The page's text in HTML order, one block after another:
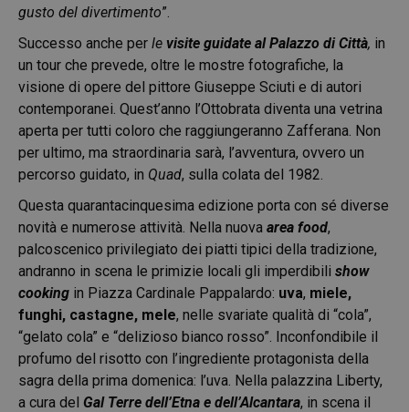
gusto del divertimento”.
Successo anche per le visite guidate al Palazzo di Città, in
un tour che prevede, oltre le mostre fotografiche, la
visione di opere del pittore Giuseppe Sciuti e di autori
contemporanei. Quest’anno l’Ottobrata diventa una vetrina
aperta per tutti coloro che raggiungeranno Zafferana. Non
per ultimo, ma straordinaria sarà, l’avventura, ovvero un
percorso guidato, in Quad, sulla colata del 1982.
Questa quarantacinquesima edizione porta con sé diverse
novità e numerose attività. Nella nuova area food,
palcoscenico privilegiato dei piatti tipici della tradizione,
andranno in scena le primizie locali gli imperdibili show
cooking in Piazza Cardinale Pappalardo: uva, miele,
funghi, castagne, mele, nelle svariate qualità di “cola”,
“gelato cola” e “delizioso bianco rosso”. Inconfondibile il
profumo del risotto con l’ingrediente protagonista della
sagra della prima domenica: l’uva. Nella palazzina Liberty,
a cura del Gal Terre dell’Etna e dell’Alcantara, in scena il